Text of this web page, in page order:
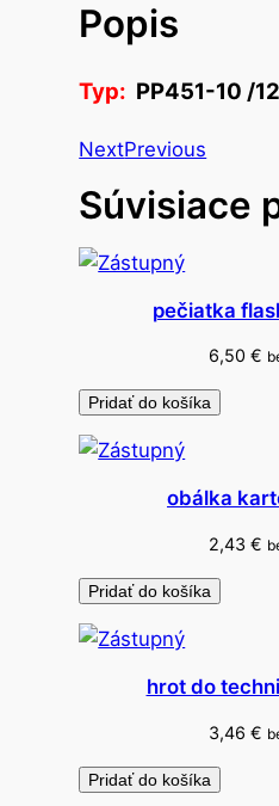
o
p
p
n
č
y
l
a
s
0
0
k
Popis
Typ: PP451-10 /
NextPrevious
Súvisiace
pečiatka
6,50 €
Pridať do košíka
obálka
2,43 €
Pridať do košíka
hrot do
3,46 €
Pridať do košíka